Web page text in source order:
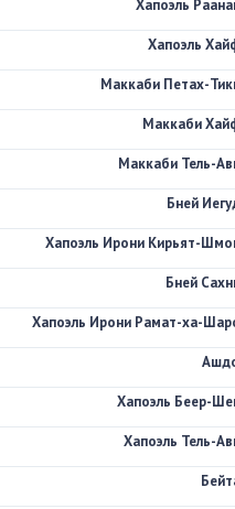
Хапоэль
Хапоэль
Маккаби Петах-
Маккаби
Маккаби Тель-
Бней
Хапоэль Ирони Кирьят-
Бней
Хапоэль Ирони Рамат-ха-
Хапоэль Беер-
Хапоэль Тель-